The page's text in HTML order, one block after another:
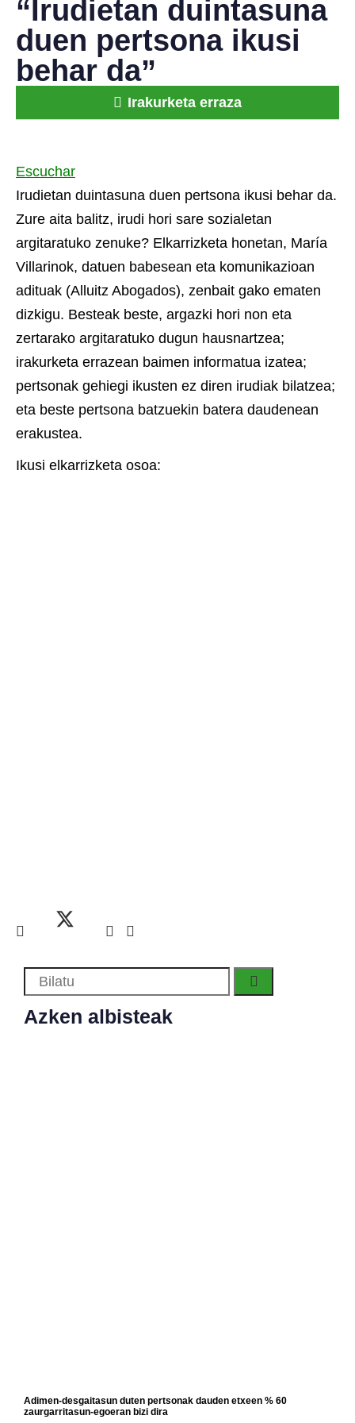
“Irudietan duintasuna
duen pertsona ikusi
behar da”
Irakurketa erraza
Escuchar
Irudietan duintasuna duen pertsona ikusi behar da.
Zure aita balitz, irudi hori sare sozialetan
argitaratuko zenuke? Elkarrizketa honetan, María
Villarinok, datuen babesean eta komunikazioan
adituak (Alluitz Abogados), zenbait gako ematen
dizkigu. Besteak beste, argazki hori non eta
zertarako argitaratuko dugun hausnartzea;
irakurketa errazean baimen informatua izatea;
pertsonak gehiegi ikusten ez diren irudiak bilatzea;
eta beste pertsona batzuekin batera daudenean
erakustea.
Ikusi elkarrizketa osoa:
Azken albisteak
Adimen-desgaitasun duten pertsonak dauden etxeen % 60
zaurgarritasun-egoeran bizi dira